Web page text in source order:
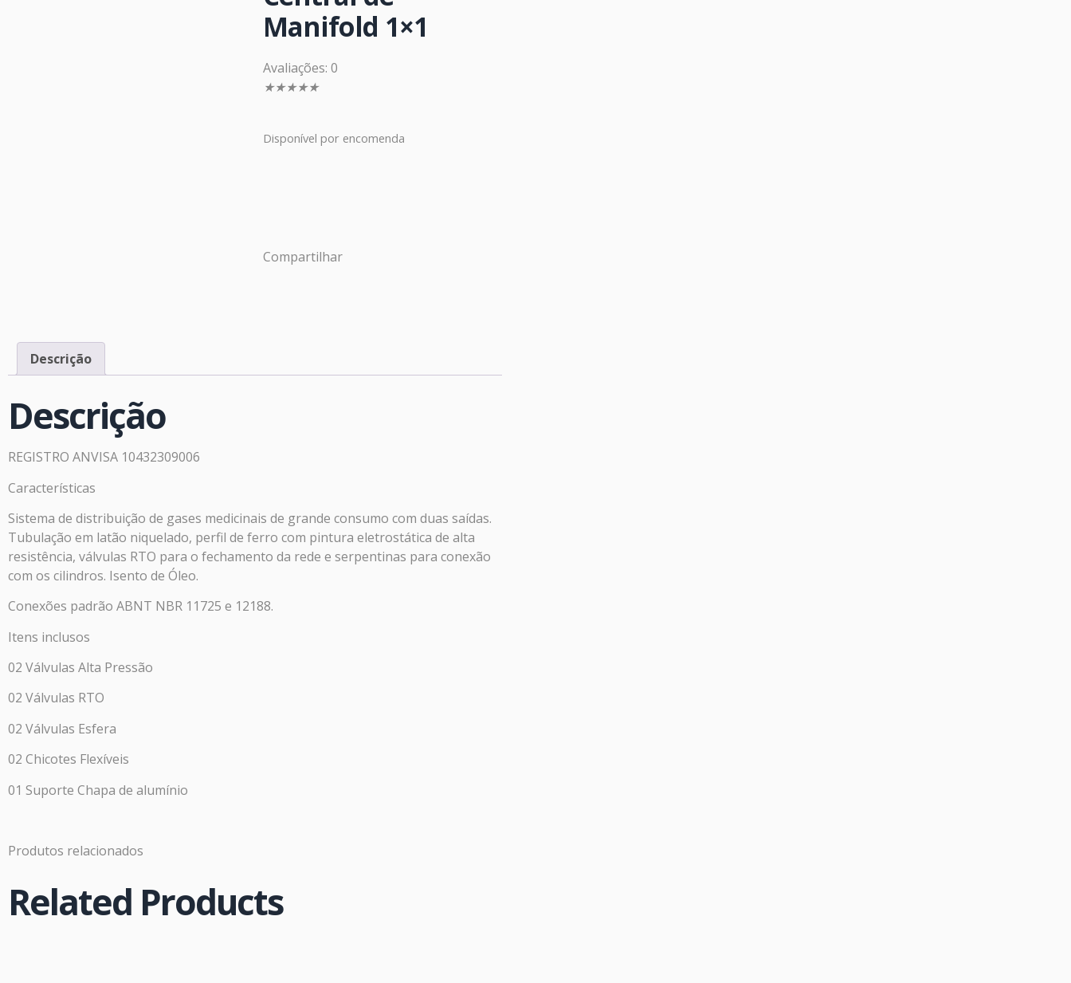
Manifold 1×1
Avaliações: 0
★★★★★
Disponível por encomenda
Compartilhar
Descrição
Descrição
REGISTRO ANVISA 10432309006
Características
Sistema de distribuição de gases medicinais de grande consumo com duas saídas.
Tubulação em latão niquelado, perfil de ferro com pintura eletrostática de alta
resistência, válvulas RTO para o fechamento da rede e serpentinas para conexão
com os cilindros. Isento de Óleo.
Conexões padrão ABNT NBR 11725 e 12188.
Itens inclusos
02 Válvulas Alta Pressão
02 Válvulas RTO
02 Válvulas Esfera
02 Chicotes Flexíveis
01 Suporte Chapa de alumínio
Produtos relacionados
Related Products